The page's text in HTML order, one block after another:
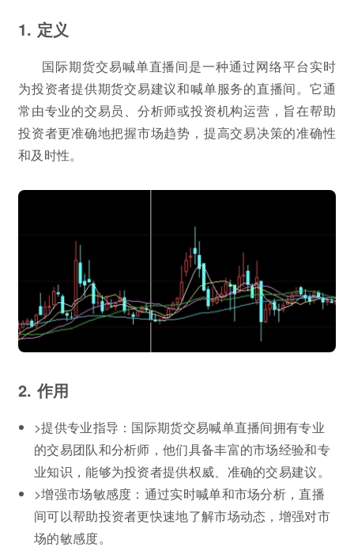
1. 定义
国际期货交易喊单直播间是一种通过网络平台实时
为投资者提供期货交易建议和喊单服务的直播间。它通
常由专业的交易员、分析师或投资机构运营，旨在帮助
投资者更准确地把握市场趋势，提高交易决策的准确性
和及时性。
2. 作用
>提供专业指导：国际期货交易喊单直播间拥有专业
的交易团队和分析师，他们具备丰富的市场经验和专
业知识，能够为投资者提供权威、准确的交易建议。
>增强市场敏感度：通过实时喊单和市场分析，直播
间可以帮助投资者更快速地了解市场动态，增强对市
场的敏感度。